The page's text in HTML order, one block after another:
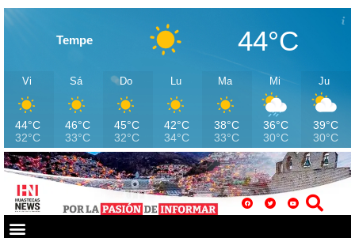
Tempe 44°C
Vi
44°C
32°C
Sá
46°C
33°C
Do
45°C
32°C
Lu
42°C
34°C
Ma
38°C
33°C
Mi
36°C
30°C
Ju
39°C
30°C